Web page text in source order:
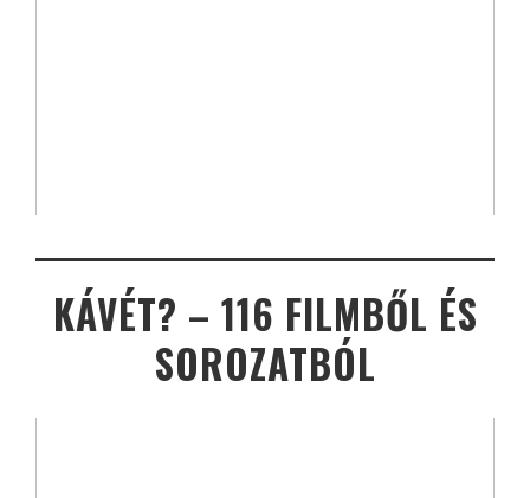
KÁVÉT? – 116 FILMBŐL ÉS
SOROZATBÓL